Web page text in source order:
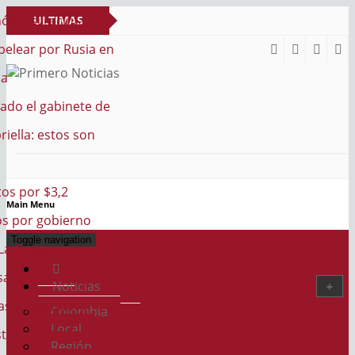
ULTIMAS
NOTICIAS
así reclutan a
por Rusia en
el gabinete de
estos son
por $3,2
por gobierno
Guajira
su talento: la
a una nueva
PRIMERO NOTICIAS
Main Menu
Toggle navigation
Noticias
Colombia
Local
Región